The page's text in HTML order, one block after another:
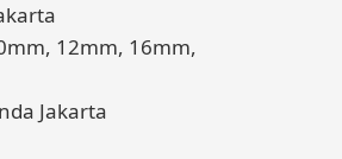
12mm, 16mm,
Jakarta